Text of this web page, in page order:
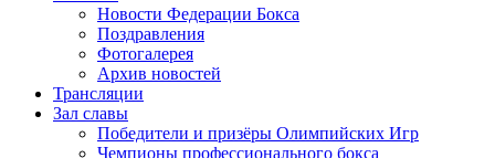
Новости Федерации Бокса
Поздравления
Фотогалерея
Архив новостей
Трансляции
Зал славы
Победители и призёры Олимпийских Игр
Чемпионы профессионального бокса